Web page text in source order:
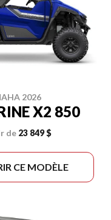
2026
X2 850
de 23 849 $
CE MODÈLE